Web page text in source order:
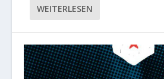
WEITERLESEN